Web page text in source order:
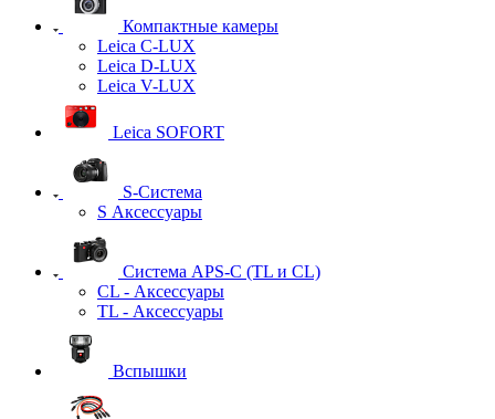
Компактные камеры
Leica C-LUX
Leica D-LUX
Leica V-LUX
Leica SOFORT
S-Система
S Аксессуары
Система APS-C (TL и CL)
CL - Аксессуары
TL - Аксессуары
Вспышки